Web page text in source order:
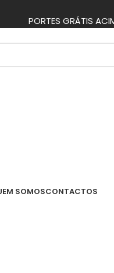
PORTES GRÁTIS
SOMOSCONTACTOS